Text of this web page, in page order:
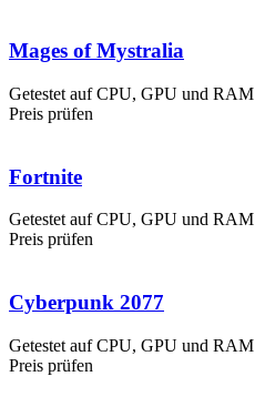
Mages of Mystralia
Getestet auf CPU, GPU und RAM
Preis prüfen
Fortnite
Getestet auf CPU, GPU und RAM
Preis prüfen
Cyberpunk 2077
Getestet auf CPU, GPU und RAM
Preis prüfen